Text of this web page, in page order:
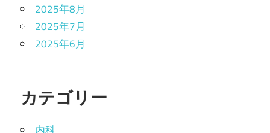
2025年8月
2025年7月
2025年6月
カテゴリー